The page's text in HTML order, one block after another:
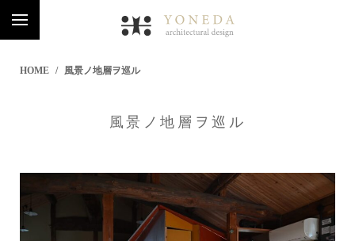
HOME 風景ノ地層ヲ巡ル
風景ノ地層ヲ巡ル